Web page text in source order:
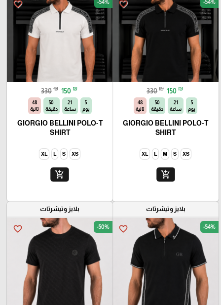
favorite_border -54%
330 ₪ 150 ₪
5
يوم
21
ساعة
50
دقيقة
46
ثانية
GIORGIO BELLINI POLO-T
SHIRT
XS
S
M
L
XL
add_shopping_cart
favorite_border -54%
330 ₪ 150 ₪
5
يوم
21
ساعة
50
دقيقة
46
ثانية
GIORGIO BELLINI POLO-T
SHIRT
XS
S
L
XL
add_shopping_cart
بلايز وتيشرتات
favorite_border -54%
بلايز وتيشرتات
favorite_border -50%